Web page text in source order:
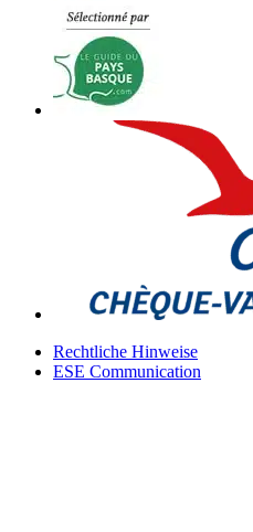
Rechtliche Hinweise
ESE Communication